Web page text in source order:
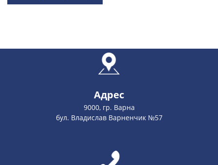
Адрес
9000, гр. Варна
бул. Владислав Варненчик №57